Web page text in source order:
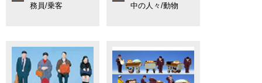
務員/乗客
中の人々/動物